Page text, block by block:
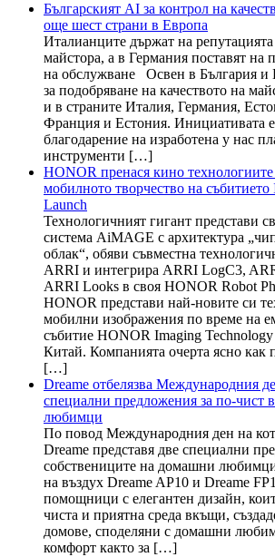
Българският AI за контрол на
още шест страни в Европа
Италианците държат на
майстора, а в Германия поставят на
на обслужване Освен в България и
за подобряване на качеството на
и в страните Италия, Германия,
Франция и Естония. Инициативата е
благодарение на изработена у нас
инструменти […]
HONOR пренася кино
мобилното творчество на
Launch
Технологичният гигант представи
система AiMAGE с архитектура
облак“, обяви съвместна
ARRI и интегрира ARRI LogC3,
ARRI Looks в своя HONOR Robot
HONOR представи най-новите си
мобилни изображения по време на
събитие HONOR Imaging
Китай. Компанията очерта ясно как
[…]
Dreame отбелязва Международния
специални предложения за по-чист
любимци
По повод Международния ден на
Dreame представя две специални
собствениците на домашни
на въздух Dreame AP10 и Dreame
помощници с елегантен дизайн,
чиста и приятна среда вкъщи,
домове, споделяни с домашни
комфорт както за […]